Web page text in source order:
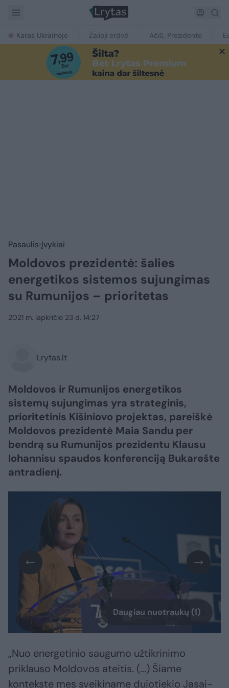
Karas Ukrainoje Žalioji erdvė Ačiū, Prezidente
Pasaulis Įvykiai
Moldovos prezidentė: šalies
energetikos sistemos sujungimas
su Rumunijos – prioritetas
2021 m. lapkričio 23 d. 14:27
Lrytas.lt
Moldovos ir Rumunijos energetikos
sistemų sujungimas yra strateginis,
prioritetinis Kišiniovo projektas, pareiškė
Moldovos prezidentė Maia Sandu per
bendrą su Rumunijos prezidentu Klausu
Iohannisu spaudos konferenciją Bukarešte
antradienį.
Daugiau nuotraukų (1)
„Nuo energetinio saugumo užtikrinimo
priklauso Moldovos ateitis. (...) Šiame
kontekste mes sveikiname dujotiekio Jasai-